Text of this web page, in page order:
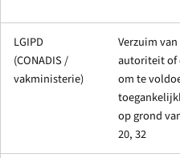
LGIPD
(CONADIS /
vakministerie)
Verzuim
autoriteit of
om te
op grond
20, 32